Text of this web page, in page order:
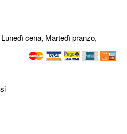
cena, Martedì pranzo,